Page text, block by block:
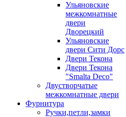
Ульяновские
межкомнатные
двери
Дворецкий
Ульяновские
двери Сити Дорс
Двери Текона
Двери Текона
"Smalta Deco"
Двустворчатые
межкомнатные двери
Фурнитура
Ручки,петли,замки